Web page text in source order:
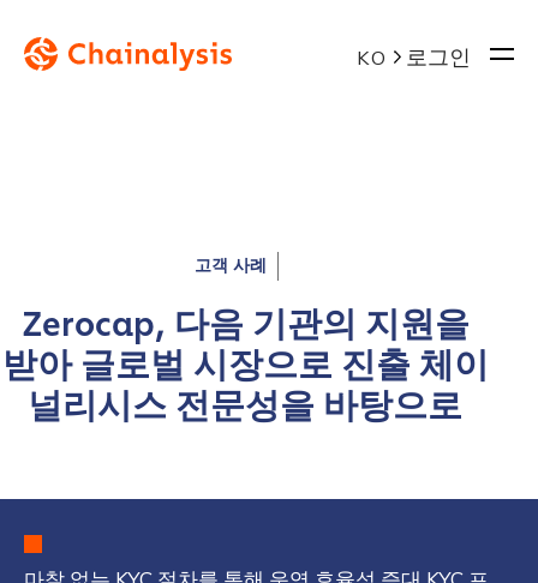
KO 로그인
고객 사례
Zerocap, 다음 기관의 지원을
받아 글로벌 시장으로 진출 체이
널리시스 전문성을 바탕으로